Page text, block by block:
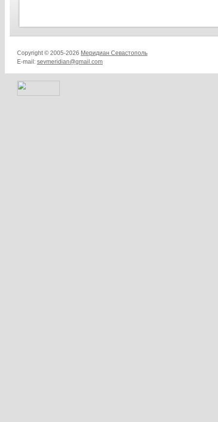
Copyright © 2005-2026 Меридиан Севастополь
E-mail: sevmeridian@gmail.com